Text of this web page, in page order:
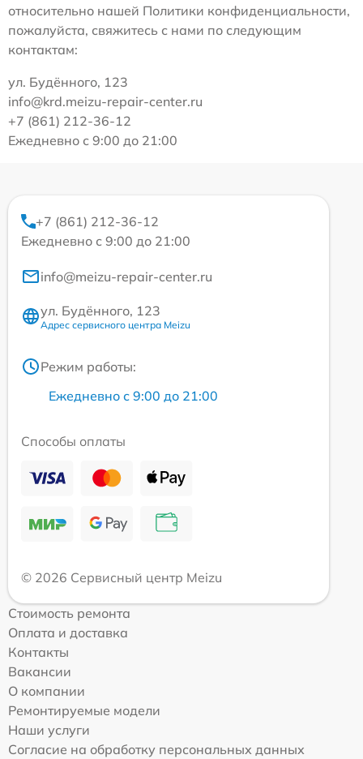
относительно нашей Политики конфиденциальности,
пожалуйста, свяжитесь с нами по следующим
контактам:
ул. Будённого, 123
info@krd.meizu-repair-center.ru
+7 (861) 212-36-12
Ежедневно с 9:00 до 21:00
+7 (861) 212-36-12
Ежедневно с 9:00 до 21:00
info@meizu-repair-center.ru
ул. Будённого, 123
Адрес сервисного центра Meizu
Режим работы:
Ежедневно с 9:00 до 21:00
Способы оплаты
© 2026 Сервисный центр Meizu
Стоимость ремонта
Оплата и доставка
Контакты
Вакансии
О компании
Ремонтируемые модели
Наши услуги
Согласие на обработку персональных данных